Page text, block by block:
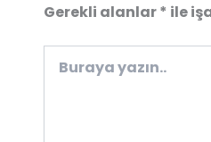
Gerekli alanlar* ile
yazın..